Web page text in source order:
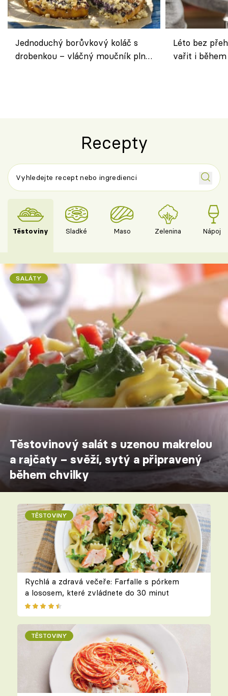
Jednoduchý borůvkový koláč s
drobenkou – vláčný moučník plný
Léto bez
vařit i
Recepty
Těstoviny Sladké Maso Zelenina Nápoje
SALÁTY
Těstovinový salát s uzenou makrelou
a rajčaty – svěží, sytý a připravený
během chvilky
TĚSTOVINY
Rychlá a zdravá večeře: Farfalle s pórkem
a lososem, které zvládnete do 30 minut
TĚSTOVINY